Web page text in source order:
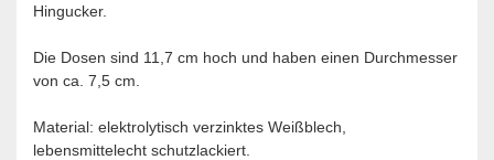
Hingucker.
Die Dosen sind 11,7 cm hoch und haben einen Durchmesser
von ca. 7,5 cm.
Material: elektrolytisch verzinktes Weißblech,
lebensmittelecht schutzlackiert.